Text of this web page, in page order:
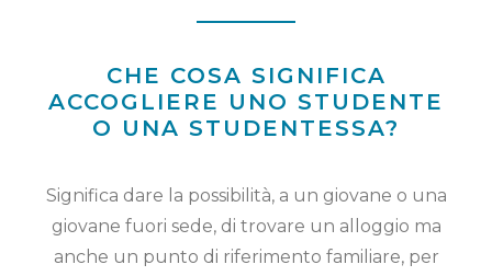
CHE COSA SIGNIFICA
ACCOGLIERE UNO STUDENTE
O UNA STUDENTESSA?
Significa dare la possibilità, a un giovane o una
giovane fuori sede, di trovare un alloggio ma
anche un punto di riferimento familiare, per